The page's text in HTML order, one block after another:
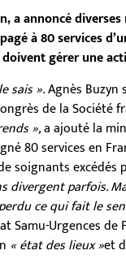
a annoncé
à 80 services
gérer une
sais ».Agnès Buzyn
de la Société
»,a ajouté la
80 services en
soignants
divergent parfois.
ce qui fait le
Urgences de
« état des lieux »et